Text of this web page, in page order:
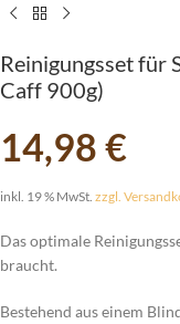
Reinigungsset für
Caff 900g)
14,98€
inkl. 19 % MwSt. zzgl.
Das optimale
braucht.
Bestehend aus einem